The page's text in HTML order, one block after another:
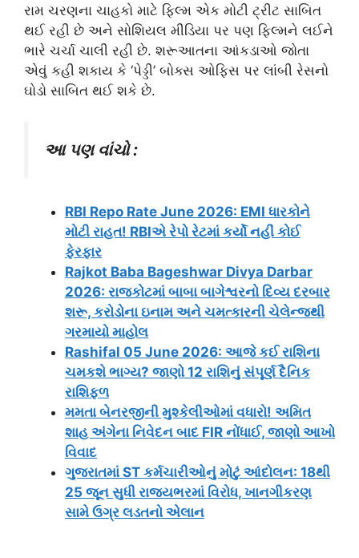
રામ ચરણના ચાહકો માટે ફિલ્મ એક મોટી ટ્રીટ સાબિત
થઈ રહી છે અને સોશિયલ મીડિયા પર પણ ફિલ્મને લઈને
ભારે ચર્ચા ચાલી રહી છે. શરૂઆતના આંકડાઓ જોતા
એવું કહી શકાય કે ‘પેડ્ડી’ બોક્સ ઓફિસ પર લાંબી રેસનો
ઘોડો સાબિત થઈ શકે છે.
આ પણ વાંચો :
RBI Repo Rate June 2026: EMI ધારકોને
મોટી રાહત! RBIએ રેપો રેટમાં કર્યો નહીં કોઈ
ફેરફાર
Rajkot Baba Bageshwar Divya Darbar
2026: રાજકોટમાં બાબા બાગેશ્વરનો દિવ્ય દરબાર
શરૂ, કરોડોના ઇનામ અને ચમત્કારની ચેલેન્જથી
ગરમાયો માહોલ
Rashifal 05 June 2026: આજે કઈ રાશિના
ચમકશે ભાગ્ય? જાણો 12 રાશિનું સંપૂર્ણ દૈનિક
રાશિફળ
મમતા બેનરજીની મુશ્કેલીઓમાં વધારો! અમિત
શાહ અંગેના નિવેદન બાદ FIR નોંધાઈ, જાણો આખો
વિવાદ
ગુજરાતમાં ST કર્મચારીઓનું મોટું આંદોલન: 18થી
25 જૂન સુધી રાજ્યભરમાં વિરોધ, ખાનગીકરણ
સામે ઉગ્ર લડતનો એલાન